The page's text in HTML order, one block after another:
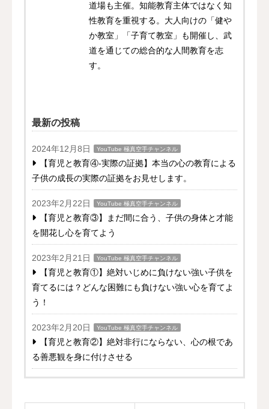
道場も主催。知能教育主体ではなく知
性教育を重視する。大人向けの「健や
か教室」「子育て教室」も開催し、武
道を通じての総合的な人間教育を志
す。
最新の投稿
2024年12月8日 YouTube 極真空手チャンネル
【育児と教育④-実際の証拠】本当の心の教育による
子供の成長の実際の証拠をお見せします。
2023年2月22日 YouTube 極真空手チャンネル
【育児と教育③】まだ間に合う、子供の身体と才能
を開花し心を育てよう
2023年2月21日 YouTube 極真空手チャンネル
【育児と教育①】絶対いじめに負けない強い子供を
育てるには？どんな困難にも負けない強い心を育てよ
う！
2023年2月20日 YouTube 極真空手チャンネル
【育児と教育②】絶対非行にならない、心の根であ
る善悪観を身に付けさせる